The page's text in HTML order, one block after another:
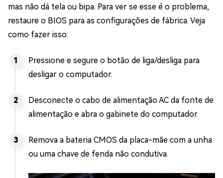
mas não dá tela ou bipa. Para ver se esse é o problema,
restaure o BIOS para as configurações de fábrica. Veja
como fazer isso:
Pressione e segure o botão de liga/desliga para
desligar o computador.
Desconecte o cabo de alimentação AC da fonte de
alimentação e abra o gabinete do computador.
Remova a bateria CMOS da placa-mãe com a unha
ou uma chave de fenda não condutiva.